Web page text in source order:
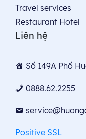
Travel services
Restaurant Hotel
Liên hệ
Số 149A Phố
0888.62.2255
Positive SSL